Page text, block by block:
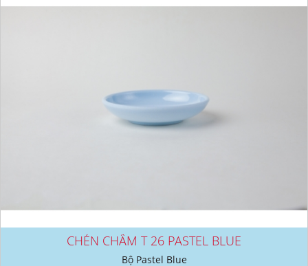
CHÉN CHẤM T 26 PASTEL BLUE
Bộ Pastel Blue